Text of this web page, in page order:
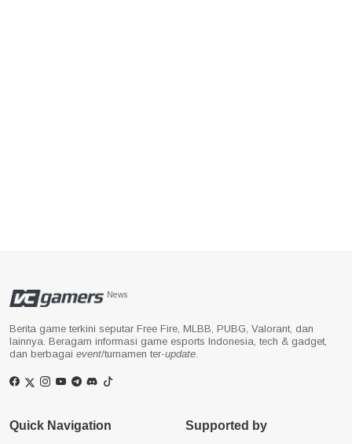
News
Berita game terkini seputar Free Fire, MLBB, PUBG, Valorant, dan
lainnya. Beragam informasi game esports Indonesia, tech & gadget,
dan berbagai event/turnamen ter-update
Quick Navigation Supported by